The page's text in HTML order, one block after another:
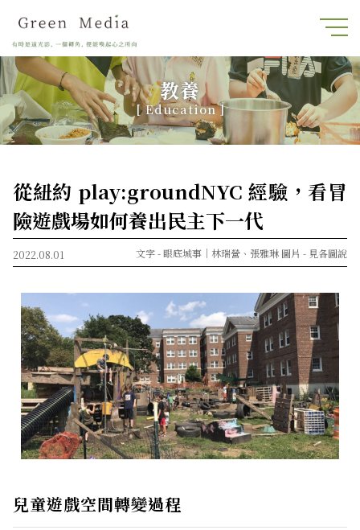
教養
[ Education ]
從紐約 play:groundNYC 經驗，看冒
險遊戲場如何養出民主下一代
2022.08.01 圖片 - 見各圖說
文字 -眼底城事｜林瑞營、張雅琳
兒童遊戲空間轉變過程